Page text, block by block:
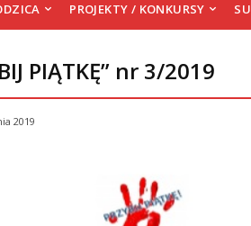
PROJEKTY / KONKURSY
PIĄTKĘ” nr 3/2019
2019